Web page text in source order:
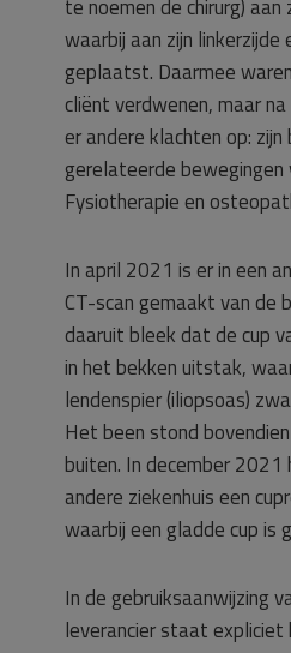
te noemen de chirurg)
waarbij aan zijn linkerzijde
geplaatst. Daarmee
cliënt verdwenen, maar
er andere klachten op:
gerelateerde bewegingen
Fysiotherapie en
In april 2021 is er in een
CT-scan gemaakt van de
daaruit bleek dat de cup
in het bekken uitstak,
lendenspier (iliopsoas)
Het been stond
buiten. In december
andere ziekenhuis een
waarbij een gladde cup is
In de gebruiksaanwijzing
leverancier staat expliciet